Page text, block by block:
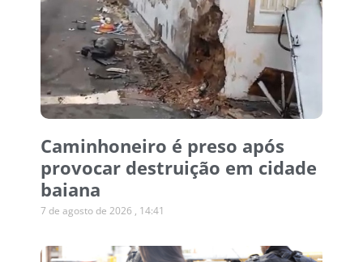
Caminhoneiro é preso após
provocar destruição em cidade
baiana
7 de agosto de 2026 14:41